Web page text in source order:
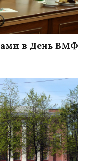
в День ВМФ